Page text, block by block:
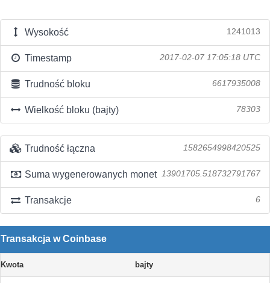
Wysokość 1241013
Timestamp 2017-02-07 17:05:18 UTC
Trudność bloku 6617935008
Wielkość bloku (bajty) 78303
Trudność łączna 1582654998420525
Suma wygenerowanych monet 13901705.518732791767
Transakcje 6
Transakcja w Coinbase
Kwota bajty